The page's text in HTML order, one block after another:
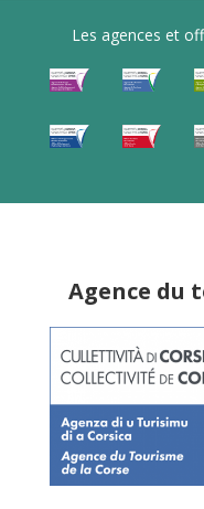
Les agences et
Agence du